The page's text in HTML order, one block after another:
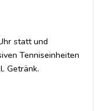
statt und
Tenniseinheiten
Getränk.